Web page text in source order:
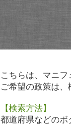
こちらは、マニフ
ご希望の政策は、
【検索方法】
都道府県などのボ